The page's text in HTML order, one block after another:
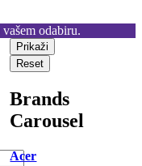
odabiru.
Prikaži
Reset
Brands
Carousel
Acer